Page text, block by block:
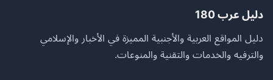
دليل عرب 180
دليل المواقع العربية والأجنبية المميزة في الأخبار والإسلامي
والترفيه والخدمات والتقنية والمنوعات.